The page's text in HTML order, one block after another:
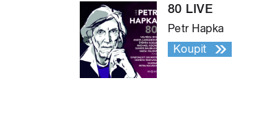
80 LIVE
Petr Hapka
Koupit